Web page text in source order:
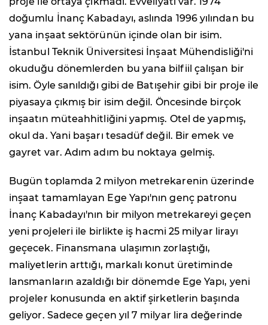
doğumlu İnanç Kabadayı, aslında 1996 yılından bu
yana inşaat sektörünün içinde olan bir isim.
İstanbul Teknik Üniversitesi İnşaat Mühendisliği'ni
okuduğu dönemlerden bu yana bilfiil çalışan bir
isim. Öyle sanıldığı gibi de Batışehir gibi bir proje ile
piyasaya çıkmış bir isim değil. Öncesinde birçok
inşaatın müteahhitliğini yapmış. Otel de yapmış,
okul da. Yani başarı tesadüf değil. Bir emek ve
gayret var. Adım adım bu noktaya gelmiş.
Bugün toplamda 2 milyon metrekarenin üzerinde
inşaat tamamlayan Ege Yapı'nın genç patronu
İnanç Kabadayı'nın bir milyon metrekareyi geçen
yeni projeleri ile birlikte iş hacmi 25 milyar lirayı
geçecek. Finansmana ulaşımın zorlaştığı,
maliyetlerin arttığı, markalı konut üretiminde
lansmanların azaldığı bir dönemde Ege Yapı, yeni
projeler konusunda en aktif şirketlerin başında
geliyor. Sadece geçen yıl 7 milyar lira değerinde